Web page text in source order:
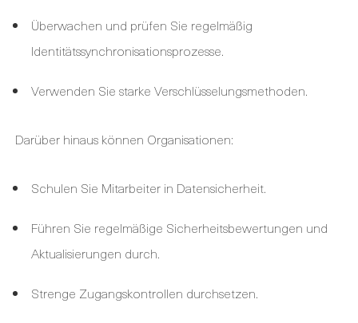
Überwachen und prüfen Sie regelmäßig
Identitätssynchronisationsprozesse.
Verwenden Sie starke Verschlüsselungsmethoden.
Darüber hinaus können Organisationen:
Schulen Sie Mitarbeiter in Datensicherheit.
Führen Sie regelmäßige Sicherheitsbewertungen und
Aktualisierungen durch.
Strenge Zugangskontrollen durchsetzen.